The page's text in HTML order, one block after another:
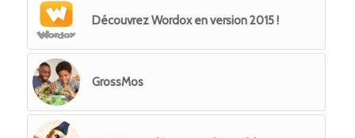
Découvrez Wordox en version 2015 !
GrossMos